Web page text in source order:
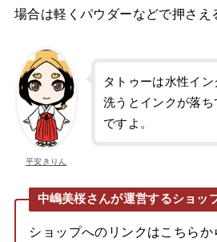
場合は軽くパウダーなどで押さえ
平安きりん
タトゥーは水性イ
洗うとインクが落
ですよ。
中嶋美桜さんが運営するショッ
ショップへのリンクはこちら